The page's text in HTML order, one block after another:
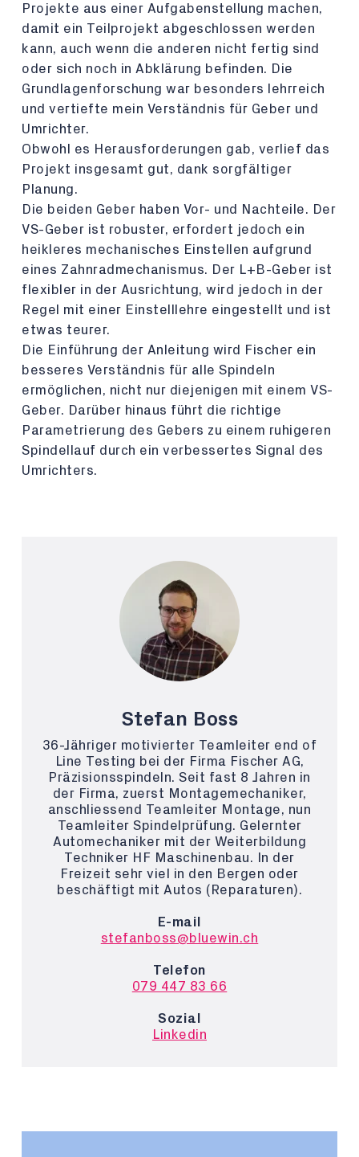
Projekte aus einer Aufgabenstellung machen,
damit ein Teilprojekt abgeschlossen werden
kann, auch wenn die anderen nicht fertig sind
oder sich noch in Abklärung befinden. Die
Grundlagenforschung war besonders lehrreich
und vertiefte mein Verständnis für Geber und
Umrichter.
Obwohl es Herausforderungen gab, verlief das
Projekt insgesamt gut, dank sorgfältiger
Planung.
Die beiden Geber haben Vor- und Nachteile. Der
VS-Geber ist robuster, erfordert jedoch ein
heikleres mechanisches Einstellen aufgrund
eines Zahnradmechanismus. Der L+B-Geber ist
flexibler in der Ausrichtung, wird jedoch in der
Regel mit einer Einstelllehre eingestellt und ist
etwas teurer.
Die Einführung der Anleitung wird Fischer ein
besseres Verständnis für alle Spindeln
ermöglichen, nicht nur diejenigen mit einem VS-
Geber. Darüber hinaus führt die richtige
Parametrierung des Gebers zu einem ruhigeren
Spindellauf durch ein verbessertes Signal des
Umrichters.
Stefan Boss
36-Jähriger motivierter Teamleiter end of
Line Testing bei der Firma Fischer AG,
Präzisionsspindeln. Seit fast 8 Jahren in
der Firma, zuerst Montagemechaniker,
anschliessend Teamleiter Montage, nun
Teamleiter Spindelprüfung. Gelernter
Automechaniker mit der Weiterbildung
Techniker HF Maschinenbau. In der
Freizeit sehr viel in den Bergen oder
beschäftigt mit Autos (Reparaturen).
E-mail
stefanboss@bluewin.ch
Telefon
079 447 83 66
Sozial
Linkedin